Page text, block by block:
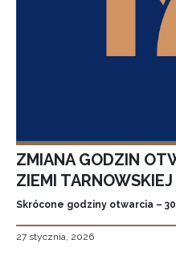
ZMIANA GODZIN
ZIEMI
Skrócone godziny otwarcia –
27 stycznia, 2026